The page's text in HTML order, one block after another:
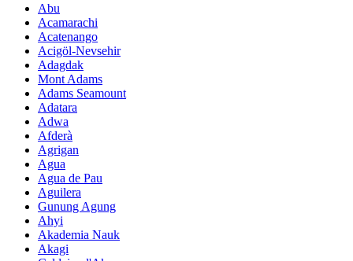
Abu
Acamarachi
Acatenango
Acigöl-Nevsehir
Adagdak
Mont Adams
Adams Seamount
Adatara
Adwa
Afderà
Agrigan
Agua
Agua de Pau
Aguilera
Gunung Agung
Ahyi
Akademia Nauk
Akagi